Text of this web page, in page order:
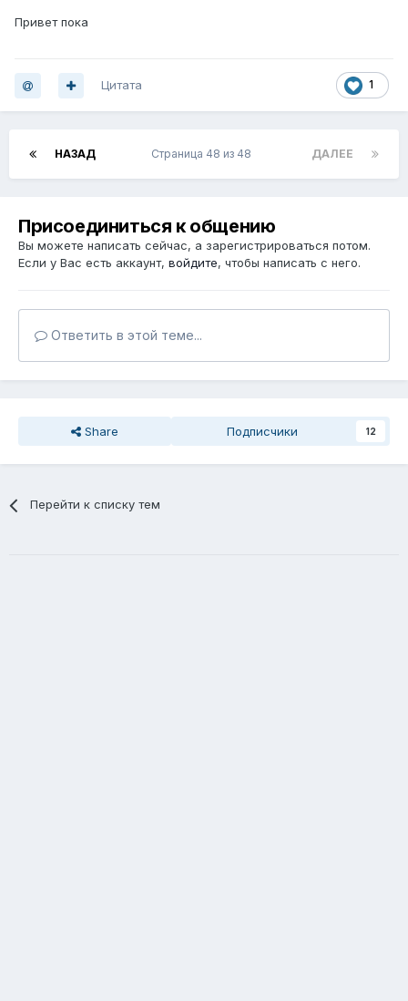
Привет пока
1
Цитата
НАЗАД ДАЛЕЕ
Страница 48 из 48
Присоединиться к общению
Вы можете написать сейчас, а зарегистрироваться потом.
Если у Вас есть аккаунт, войдите, чтобы написать с него.
Ответить в этой теме...
Share Подписчики 12
Перейти к списку тем